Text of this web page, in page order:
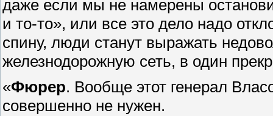
даже если мы не намерены
и то-то», или все это дело надо
спину, люди станут выражать
железнодорожную сеть, в один
«Фюрер. Вообще этот генерал
совершенно не нужен.